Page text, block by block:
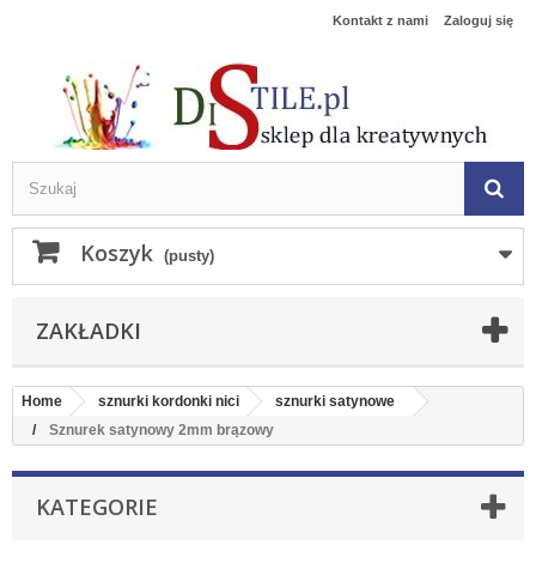
Zaloguj się
Kontakt z nami
Koszyk (pusty)
ZAKŁADKI
Home sznurki kordonki nici
sznurki satynowe
Sznurek satynowy 2mm brązowy
KATEGORIE